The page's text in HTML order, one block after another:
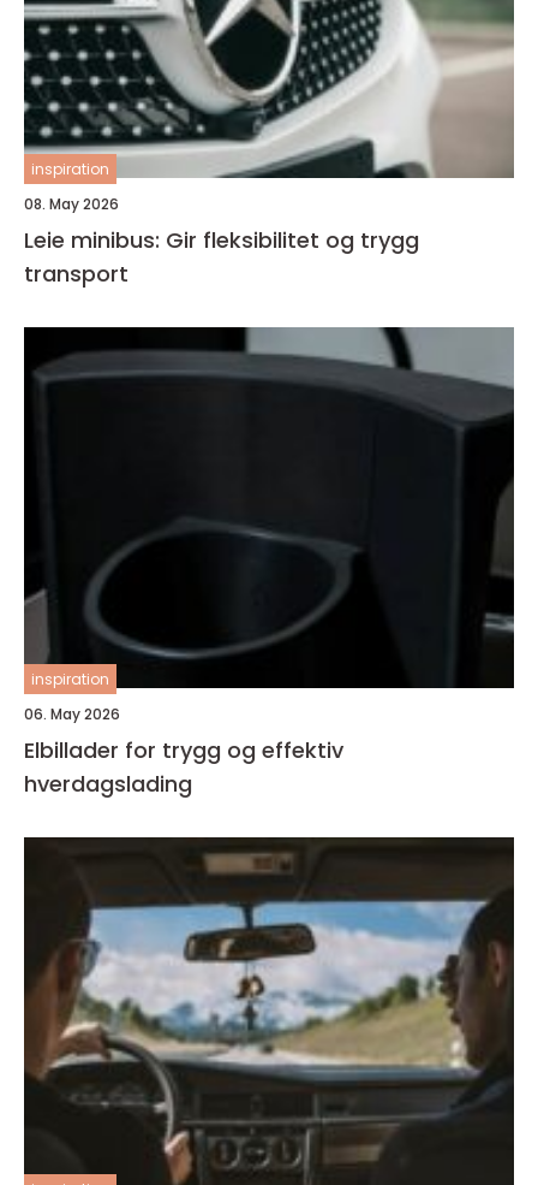
inspiration
08. May 2026
Leie minibus: Gir fleksibilitet og trygg
transport
inspiration
06. May 2026
Elbillader for trygg og effektiv
hverdagslading